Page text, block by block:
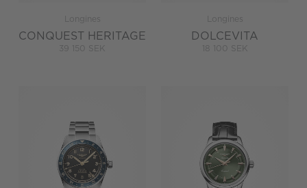
Longines
CONQUEST HERITAGE
39 150 SEK
Longines
DOLCEVITA
18 100 SEK